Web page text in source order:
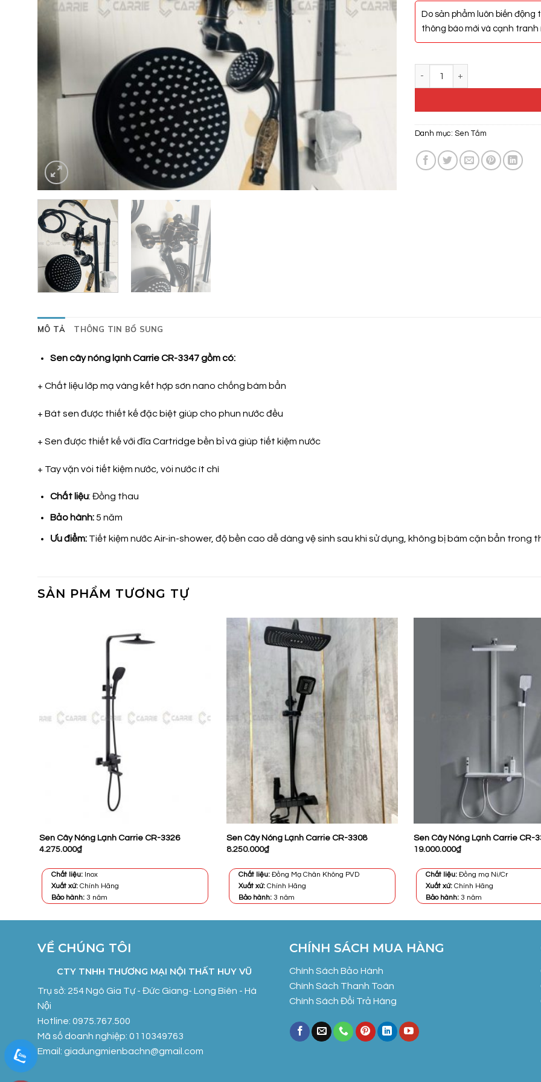
Do sản phẩm luôn biến động
thông báo mới và cạnh
Danh mục: Sen Tắm
MÔ TẢ THÔNG TIN BỔ SUNG
Sen cây nóng lạnh Carrie CR-3347 gồm có:
+ Chất liệu lớp mạ vàng kết hợp sơn nano chống bám bẩn
+ Bát sen được thiết kế đặc biệt giúp cho phun nước đều
+ Sen được thiết kế với đĩa Cartridge bền bỉ và giúp tiết kiệm nước
+ Tay vặn vòi tiết kiệm nước, vòi nước ít chì
Chất liệu: Đồng thau
Bảo hành:5 năm
Ưu điểm:Tiết kiệm nước Air-in-shower, độ bền cao dễ dàng vệ sinh sau khi sử dụng, không bị bám cặn bẩn trong
SẢN PHẨM TƯƠNG TỰ
Sen Cây Nóng Lạnh Carrie CR-3326
4.275.000₫
Chất liệu: Inox
Xuất xứ: Chính Hãng
Bảo hành: 3 năm
Sen Cây Nóng Lạnh Carrie CR-3308
8.250.000₫
Chất liệu: Đồng Mạ Chân Không PVD
Xuất xứ: Chính Hãng
Bảo hành: 3 năm
Sen Cây Nóng Lạnh Carrie CR-
19.000.000₫
Chất liệu: Đồng mạ Ni/Cr
Xuất xứ: Chính Hãng
Bảo hành: 3 năm
VỀ CHÚNG TÔI
CTY TNHH THƯƠNG MẠI NỘI THẤT HUY VŨ
Trụ sở: 254 Ngô Gia Tự - Đức Giang- Long Biên - Hà
Nội
Hotline: 0975.767.500
Mã số doanh nghiệp: 0110349763
Email: giadungmienbachn@gmail.com
CHÍNH SÁCH MUA HÀNG
Chính Sách Bảo Hành
Chính Sách Thanh Toán
Chính Sách Đổi Trả Hàng